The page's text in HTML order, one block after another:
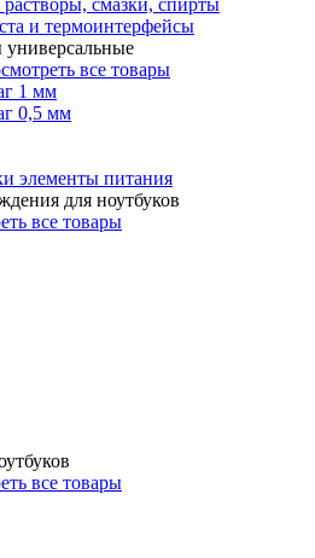
смазки, спирты
и термоинтерфейсы
все товары
1 мм
0,5 мм
элементы питания
для ноутбуков
все товары
все товары